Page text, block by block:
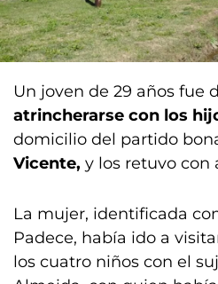
Un joven de 29 años fue
atrincherarse con los
domicilio del partido
Vicente, y los retuvo con
La mujer, identificada
Padece, había ido a
los cuatro niños con el